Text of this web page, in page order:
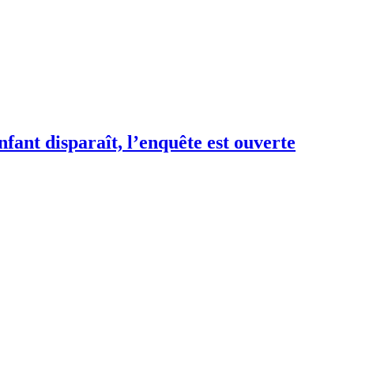
disparaît, l’enquête est ouverte